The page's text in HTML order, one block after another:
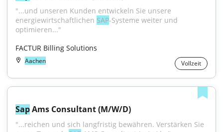
"...und unseren Kunden entwickeln Sie unsere
energiewirtschaftlichen SAP-Systeme weiter und
optimieren..."
FACTUR Billing Solutions
Aachen Vollzeit
Sap Ams Consultant (M/W/D)
"...reichen und sich langfristig bewähren. Verstärken Sie